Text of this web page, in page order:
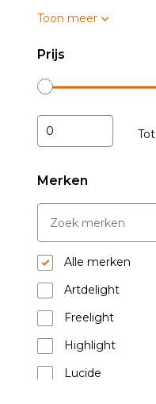
Toon meer
Prijs
Tot
Merken
Alle merken
Artdelight
Freelight
Highlight
Lucide